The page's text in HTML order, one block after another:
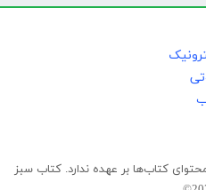
کتاب‌ها بر عهده ندارد. کتاب سبز